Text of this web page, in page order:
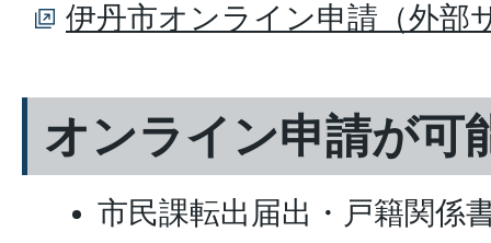
伊丹市オンライン申請（外部
オンライン申請が可
市民課転出届出・戸籍関係